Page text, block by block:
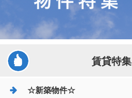
賃貸特集
☆新築物件☆